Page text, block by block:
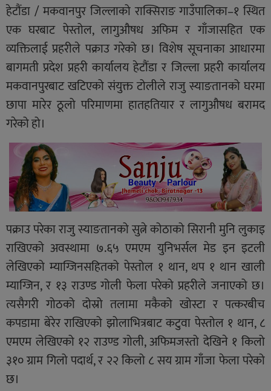
हेटौंडा / मकवानपुर जिल्लाको राक्सिराङ गाउँपालिका–१ स्थित
एक घरबाट पेस्तोल, लागुऔषध अफिम र गाँजासहित एक
व्यक्तिलाई प्रहरीले पक्राउ गरेको छ। विशेष सूचनाका आधारमा
बागमती प्रदेश प्रहरी कार्यालय हेटौंडा र जिल्ला प्रहरी कार्यालय
मकवानपुरबाट खटिएको संयुक्त टोलीले राजु स्याङतानको घरमा
छापा मारेर ठूलो परिमाणमा हातहतियार र लागुऔषध बरामद
गरेको हो।
पक्राउ परेका राजु स्याङतानको सुत्ने कोठाको सिरानी मुनि लुकाइ
राखिएको अवस्थामा ७.६५ एमएम युनिभर्सल मेड इन इटली
लेखिएको म्याग्जिनसहितको पेस्तोल १ थान, थप १ थान खाली
म्याग्जिन, र १३ राउण्ड गोली फेला परेको प्रहरीले जनाएको छ।
त्यसैगरी गोठको दोस्रो तलामा मकैको खोस्टा र पत्करबीच
कपडामा बेरेर राखिएको झोलाभित्रबाट कटुवा पेस्तोल १ थान, ८
एमएम लेखिएको १२ राउण्ड गोली, अफिमजस्तो देखिने १ किलो
३१० ग्राम गिलो पदार्थ, र २२ किलो ८ सय ग्राम गाँजा फेला परेको
छ।